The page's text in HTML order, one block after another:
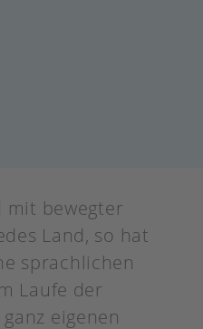
mit bewegter
Land, so hat
sprachlichen
Laufe der
eigenen